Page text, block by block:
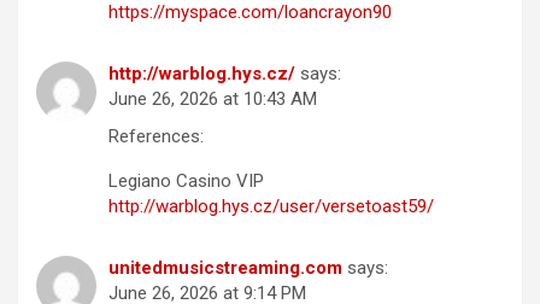
https://myspace.com/loancrayon90
http://warblog.hys.cz/ says:
June 26, 2026 at 10:43 AM
References:
Legiano Casino VIP
http://warblog.hys.cz/user/versetoast59/
unitedmusicstreaming.com says:
June 26, 2026 at 9:14 PM